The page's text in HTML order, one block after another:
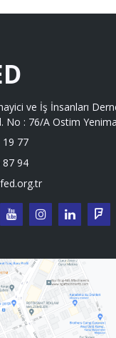
ve İş İnsanları
No : 76/A Ostim
19 77
87 94